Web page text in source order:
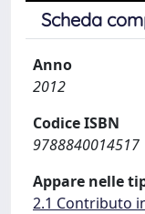
Scheda
Anno
2012
Codice ISBN
9788840014517
Appare nelle
2.1 Contributo